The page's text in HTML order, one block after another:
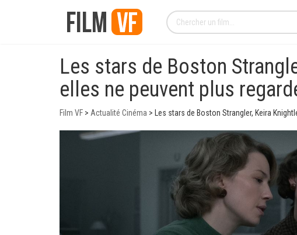
Les stars de Boston
elles ne peuvent plus
Film VF > Actualité Cinéma > Les stars de Boston Strangler, Keira